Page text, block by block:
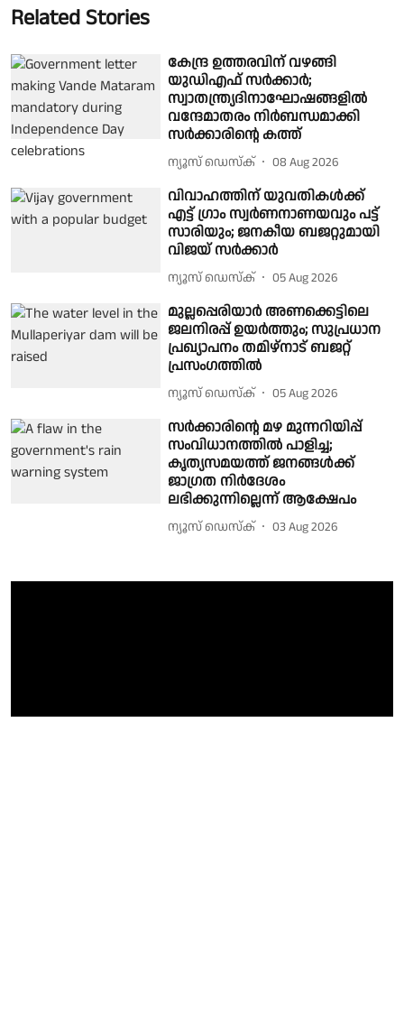
Related Stories
കേന്ദ്ര ഉത്തരവിന് വഴങ്ങി
യുഡിഎഫ് സർക്കാർ;
സ്വാതന്ത്ര്യദിനാഘോഷങ്ങളിൽ
വന്ദേമാതരം നിർബന്ധമാക്കി
സർക്കാരിൻ്റെ കത്ത്
ന്യൂസ് ഡെസ്ക് 08 Aug 2026
വിവാഹത്തിന് യുവതികൾക്ക്
എട്ട് ഗ്രാം സ്വർണനാണയവും പട്ട്
സാരിയും; ജനകീയ ബജറ്റുമായി
വിജയ് സർക്കാർ
ന്യൂസ് ഡെസ്ക് 05 Aug 2026
മുല്ലപ്പെരിയാർ അണക്കെട്ടിലെ
ജലനിരപ്പ് ഉയർത്തും; സുപ്രധാന
പ്രഖ്യാപനം തമിഴ്നാട് ബജറ്റ്
പ്രസംഗത്തിൽ
ന്യൂസ് ഡെസ്ക് 05 Aug 2026
സർക്കാരിൻ്റെ മഴ മുന്നറിയിപ്പ്
സംവിധാനത്തിൽ പാളിച്ച;
കൃത്യസമയത്ത് ജനങ്ങൾക്ക്
ജാഗ്രത നിർദേശം
ലഭിക്കുന്നില്ലെന്ന് ആക്ഷേപം
ന്യൂസ് ഡെസ്ക് 03 Aug 2026